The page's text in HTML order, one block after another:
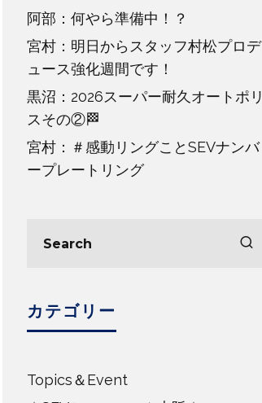
阿部：何やら準備中！？
宮村：明日からスタッフ村松プロデ
ュース強化週間です！
黒沼：2026スーパー耐久オートポリ
スその②🏁
宮村：＃感動リングことSEVナンバ
ープレートリング
カテゴリー
Topics＆Event